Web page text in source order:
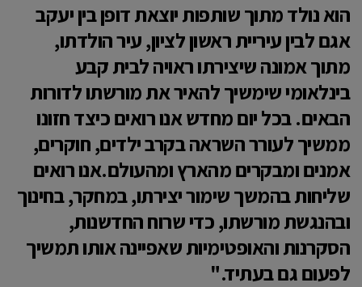
הוא נולד מתוך שותפות יוצאת דופן בין יעקב
אגם לבין עיריית ראשון לציון, עיר הולדתו,
מתוך אמונה שיצירתו ראויה לבית קבע
בינלאומי שימשיך להאיר את מורשתו לדורות
הבאים. בכל יום מחדש אנו רואים כיצד חזונו
ממשיך לעורר השראה בקרב ילדים, חוקרים,
אמנים ומבקרים מהארץ ומהעולם.אנו רואים
שליחות בהמשך שימור יצירתו, במחקר, בחינוך
ובהנגשת מורשתו, כדי שרוח החדשנות,
הסקרנות והאופטימיות שאפיינה אותו תמשיך
לפעום גם בעתיד."